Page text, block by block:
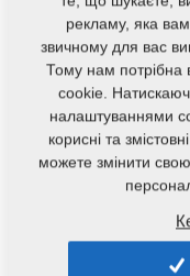
16. 12. 2024
Oil & Feed Tech
комплексні та
високоефективні
технологічні
рекламу, яка
звичному для вас
Тому нам потрібна
cookie.
налаштуваннями
корисні та
можете змінити